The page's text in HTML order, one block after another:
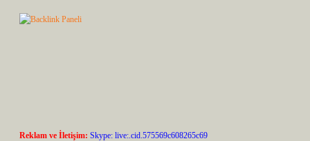
Reklam ve İletişim: Skype: live:.cid.575569c608265c69